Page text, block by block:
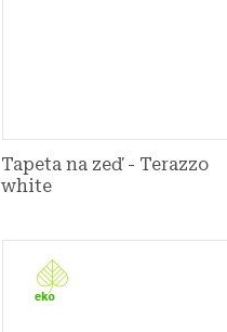
Tapeta na zeď - Terazzo
white